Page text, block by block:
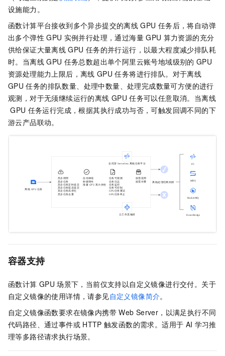
设施能力。
函数计算平台接收到多个异步提交的离线 GPU 任务后，将自动弹
出多个弹性 GPU 实例并行处理，通过海量 GPU 算力资源的充分
供给保证大量离线 GPU 任务的并行运行，以最大程度减少排队耗
时。当离线 GPU 任务总数超出单个阿里云账号地域级别的 GPU
资源处理能力上限后，离线 GPU 任务将进行排队。对于离线
GPU 任务的排队数量、处理中数量、处理完成数量可方便的进行
观测，对于无须继续运行的离线 GPU 任务可以任意取消。当离线
GPU 任务运行完成，根据其执行成功与否，可触发回调不同的下
游云产品联动。
容器支持
函数计算 GPU 场景下，当前仅支持以自定义镜像进行交付。关于
自定义镜像的使用详情，请参见自定义镜像简介。
自定义镜像函数要求在镜像内携带 Web Server，以满足执行不同
代码路径、通过事件或 HTTP 触发函数的需求。适用于 AI 学习推
理等多路径请求执行场景。